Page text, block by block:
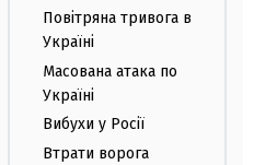
Повітряна тривога в
Україні
Масована атака по
Україні
Вибухи у Росії
Втрати ворога